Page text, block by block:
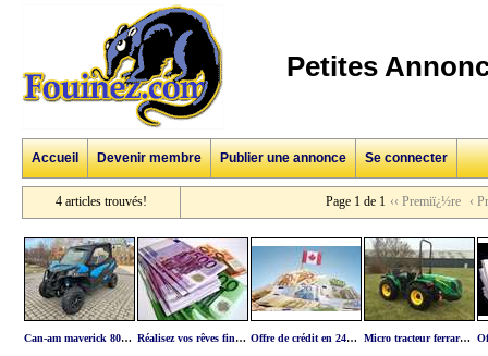
Petites
Accueil Devenir membre Publier une annonce Se connecter
4 articles trouvés! Page 1 de 1 ‹‹ Premiï¿½re ‹
Can-am maverick 800 dps Réalisez vos rêves financière en moins de 48 heur Offre de crédit en 24h site web: offre-credit.com Micro tracteur ferrari cobram 50 ar